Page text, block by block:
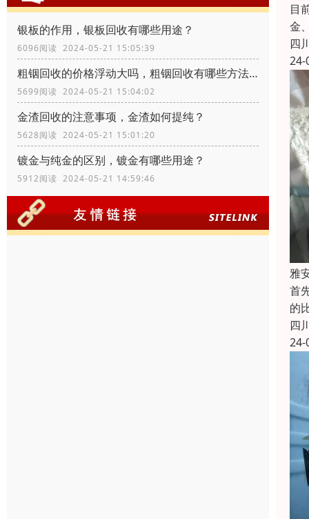
银板的作用，银板回收有哪些用途？
6096阅读 2024-05-21 15:05:39
粗铟回收的价格浮动大吗，粗铟回收有哪些方法？
5699阅读 2024-05-21 15:04:02
金渣回收的注意事项，金渣如何提纯？
5628阅读 2024-05-21 15:01:20
镀金与纯金的区别，镀金有哪些用途？
5912阅读 2024-05-21 14:59:46
目
金
四
24-
雅
首
的
四
24-